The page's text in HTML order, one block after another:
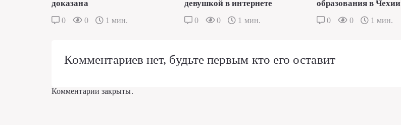
доказана
0 0 1 мин.
девушкой в интернете
0 0 1 мин.
образования в Чехии
0 0 1 мин.
Комментариев нет, будьте первым кто его оставит
Комментарии закрыты.